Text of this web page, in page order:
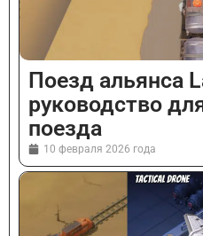
Поезд альянса
руководство
поезда
10 февраля 2026 года